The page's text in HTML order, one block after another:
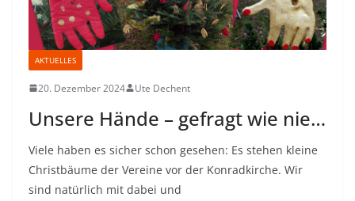
AKTUELLES
20. Dezember 2024 Ute Dechent
Unsere Hände – gefragt wie nie…
Viele haben es sicher schon gesehen: Es stehen kleine
Christbäume der Vereine vor der Konradkirche. Wir
sind natürlich mit dabei und